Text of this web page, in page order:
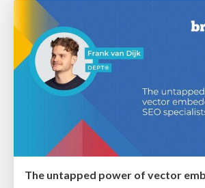
The untapped power of vector